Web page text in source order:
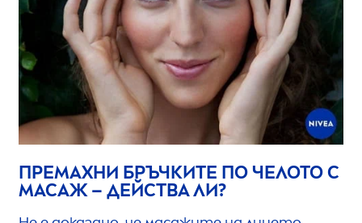
ПРЕМАХНИ БРЪЧКИТЕ ПО ЧЕЛОТО С
МАСАЖ – ДЕЙСТВА ЛИ?